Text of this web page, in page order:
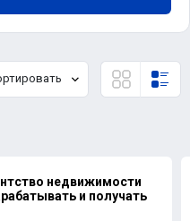
недвижимости
и получать